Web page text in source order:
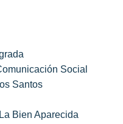
Social
Santos
Bien Aparecida